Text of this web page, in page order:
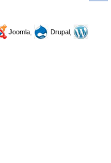
Joomla,
Drupal,